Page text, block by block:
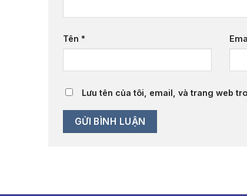
Tên *
Lưu tên của tôi, email, và trang web